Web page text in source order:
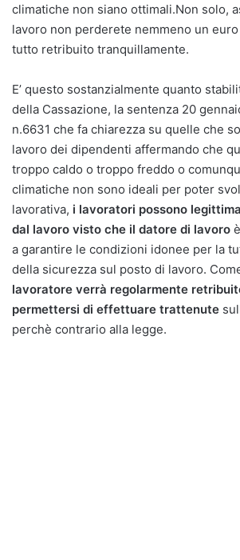
climatiche non siano ottimali.Non solo,
lavoro non perderete nemmeno un
tutto retribuito tranquillamente.
E’ questo sostanzialmente quanto
della Cassazione, la sentenza 20
n.6631 che fa chiarezza su quelle che
lavoro dei dipendenti affermando che
troppo caldo o troppo freddo o
climatiche non sono ideali per poter
lavorativa, i lavoratori possono
dal lavoro visto che il datore di lavoro
a garantire le condizioni idonee per la
della sicurezza sul posto di lavoro.
lavoratore verrà regolarmente
permettersi di effettuare trattenute
perchè contrario alla legge.